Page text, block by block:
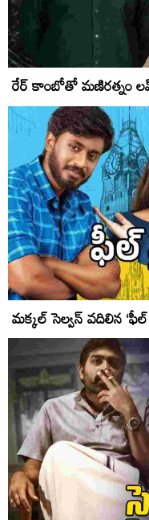
రేర్ కాంబోతో మణిరత్నం
మక్కల్ సెల్వన్ వదిలిన ‘ఫీల్